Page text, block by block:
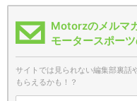
Motorzのメルマ
モータースポー
サイトでは見られない編集部裏話
もらえるかも！？